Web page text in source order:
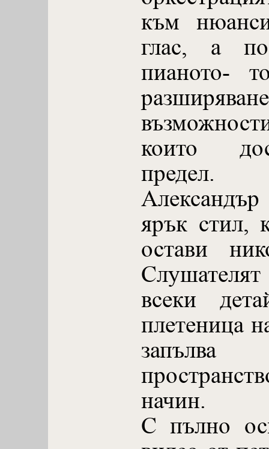
към
глас, а
пианото-
които
предел.
ярък стил,
остави
всеки
плетеница
начин.
С пълно